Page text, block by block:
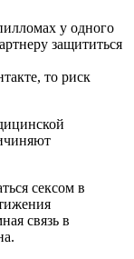
у одного
защититься
то риск
сексом в
связь в